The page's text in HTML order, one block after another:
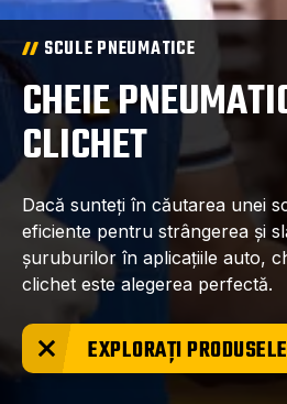
SCULE PNEUMATICE
CHEIE
CLICHET
Dacă sunteți în căutarea unei
eficiente pentru strângerea și
șuruburilor în aplicațiile auto,
clichet este alegerea perfectă.
EXPLORAȚI